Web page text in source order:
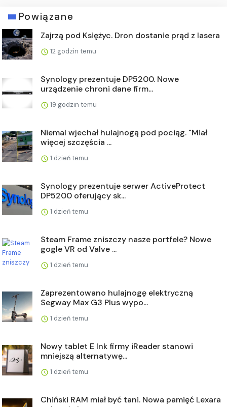
Powiązane
Zajrzą pod Księżyc. Dron dostanie prąd z lasera
12 godzin temu
Synology prezentuje DP5200. Nowe
urządzenie chroni dane firm...
19 godzin temu
Niemal wjechał hulajnogą pod pociąg. "Miał
więcej szczęścia ...
1 dzień temu
Synology prezentuje serwer ActiveProtect
DP5200 oferujący sk...
1 dzień temu
Steam Frame zniszczy nasze portfele? Nowe
gogle VR od Valve ...
1 dzień temu
Zaprezentowano hulajnogę elektryczną
Segway Max G3 Plus wypo...
1 dzień temu
Nowy tablet E Ink firmy iReader stanowi
mniejszą alternatywę...
1 dzień temu
Chiński RAM miał być tani. Nowa pamięć Lexara